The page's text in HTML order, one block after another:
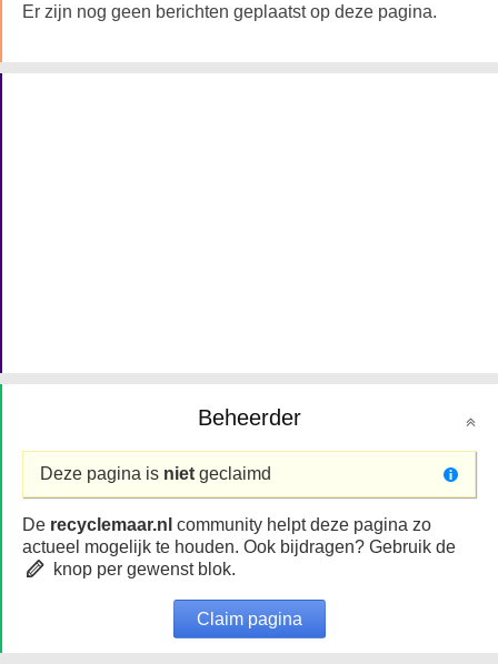
Er zijn nog geen berichten geplaatst op deze pagina.
Beheerder
Deze pagina is niet geclaimd
De recyclemaar.nl community helpt deze pagina zo
actueel mogelijk te houden. Ook bijdragen? Gebruik de
knop per gewenst blok.
Claim pagina